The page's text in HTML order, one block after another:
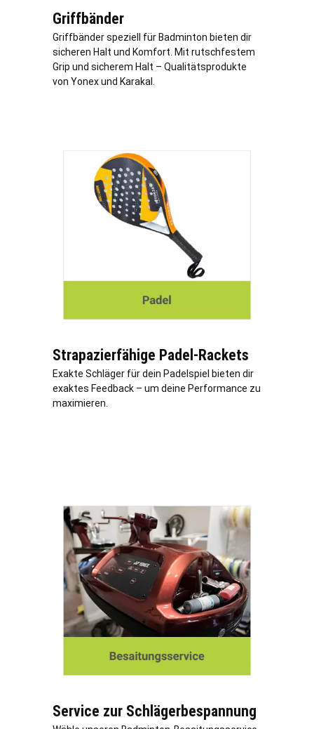
Griffbänder
Griffbänder speziell für Badminton bieten dir
sicheren Halt und Komfort. Mit rutschfestem
Grip und sicherem Halt – Qualitätsprodukte
von Yonex und Karakal.
Strapazierfähige Padel-Rackets
Exakte Schläger für dein Padelspiel bieten dir
exaktes Feedback – um deine Performance zu
maximieren.
Service zur Schlägerbespannung